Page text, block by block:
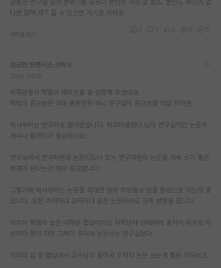
남들은 연구실 실적 분위기를 모르니 본인이 가장 잘 알죠. 본인도 확신이 없
다면 SPK IST 갈 수 있으면 거기로 가야죠
대댓글 쓰기
성급한 프랜시스 크릭
위쪽분들이 학벌의 메리트를 잘 설명해 주셨네요.
학벌의 중요성은 이미 충분한듯 하니 연구실의 중요성을 역설 하자면,
박사부터는 연구자로 평가받습니다. 학교이름보다 님의 연구실적인 논문의
개수나 퀄리티가 중요하지요.
연구실에서 연구자분의 논문지도나 또는 연구자분이 논문을 계속 쓰기 좋은
환경이 된다는건 매우 중요합니다.
그렇기에 박사부터는 논문을 최대한 많이 작성할수 있을 환경으로 가는게 좋
습니다. 또한 주저자냐 공저자냐 같은 논문이라도 크게 영향을 줍니다.
아무리 학벌이 높은 대학원 랩실이라도 저학년때 선배따라 공저자 위주로 작
성하다 짬이 차면 그제야 주저자 논문쓰는 연구실보다
차라리 집 앞 랩실에서 교수님과 둘이서 주저자 논문 쓰는게 훨씬 이득이죠.